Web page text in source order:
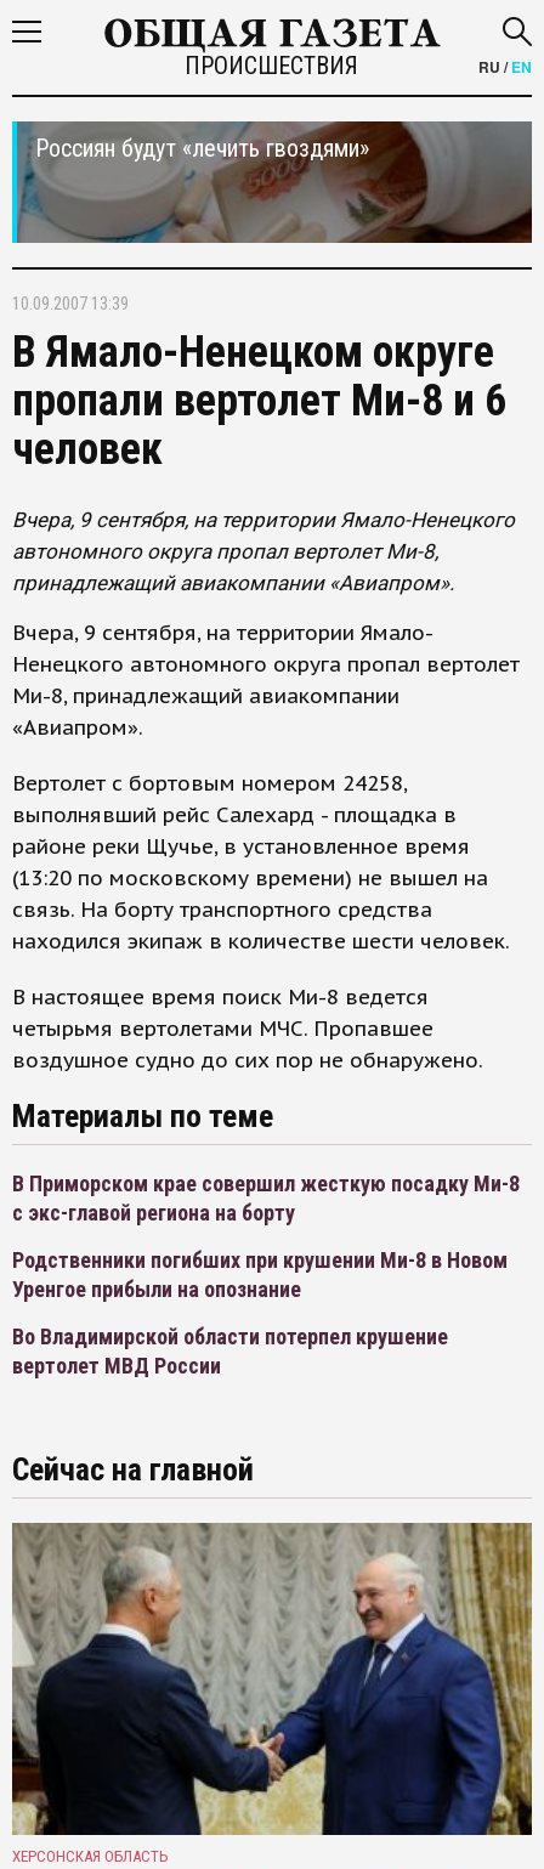
ПРОИСШЕСТВИЯ RU /EN
Россиян будут «лечить гвоздями»
10.09.2007 13:39
В Ямало-Ненецком округе
пропали вертолет Ми-8 и 6
человек
Вчера, 9 сентября, на территории Ямало-Ненецкого
автономного округа пропал вертолет Ми-8,
принадлежащий авиакомпании «Авиапром».
Вчера, 9 сентября, на территории Ямало-
Ненецкого автономного округа пропал вертолет
Ми-8, принадлежащий авиакомпании
«Авиапром».
Вертолет с бортовым номером 24258,
выполнявший рейс Салехард - площадка в
районе реки Щучье, в установленное время
(13:20 по московскому времени) не вышел на
связь. На борту транспортного средства
находился экипаж в количестве шести человек.
В настоящее время поиск Ми-8 ведется
четырьмя вертолетами МЧС. Пропавшее
воздушное судно до сих пор не обнаружено.
Материалы по теме
В Приморском крае совершил жесткую посадку Ми-8
с экс-главой региона на борту
Родственники погибших при крушении Ми-8 в Новом
Уренгое прибыли на опознание
Во Владимирской области потерпел крушение
вертолет МВД России
Сейчас на главной
ХЕРСОНСКАЯ ОБЛАСТЬ